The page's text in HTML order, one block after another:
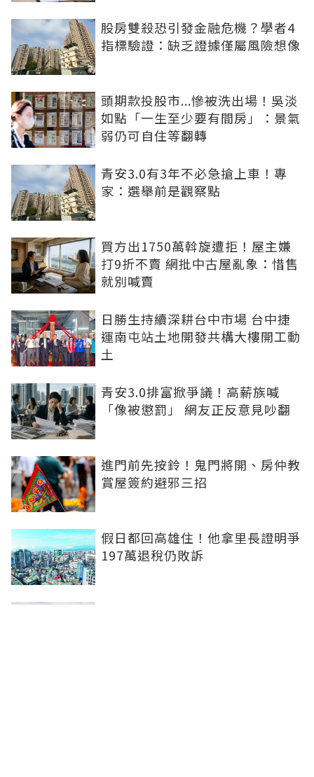
股房雙殺恐引發金融危機？學者4
指標驗證：缺乏證據僅屬風險想像
頭期款投股市...慘被洗出場！吳淡
如點「一生至少要有間房」：景氣
弱仍可自住等翻轉
青安3.0有3年不必急搶上車！專
家：選舉前是觀察點
買方出1750萬斡旋遭拒！屋主嫌
打9折不賣 網批中古屋亂象：惜售
就別喊賣
日勝生持續深耕台中市場 台中捷
運南屯站土地開發共構大樓開工動
土
青安3.0排富掀爭議！高薪族喊
「像被懲罰」 網友正反意見吵翻
進門前先按鈴！鬼門將開、房仲教
賞屋簽約避邪三招
假日都回高雄住！他拿里長證明爭
197萬退稅仍敗訴